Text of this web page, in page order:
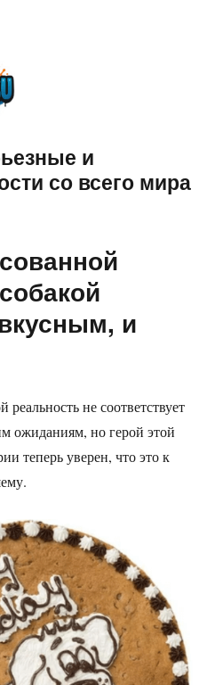
и
со всего мира
и
реальность не соответствует
ожиданиям, но герой этой
теперь уверен, что это к